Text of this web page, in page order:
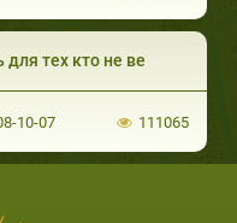
для тех кто не ве
10-07 111065